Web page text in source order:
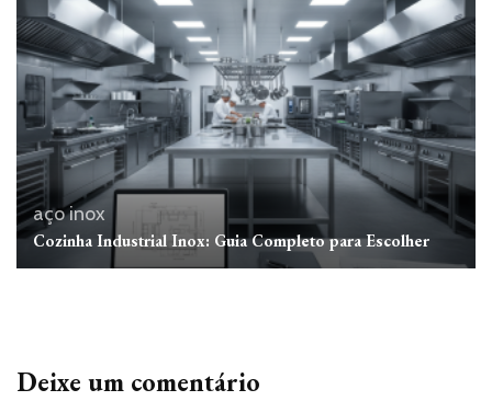
aço inox
Cozinha Industrial Inox: Guia Completo para Escolher
Deixe um comentário